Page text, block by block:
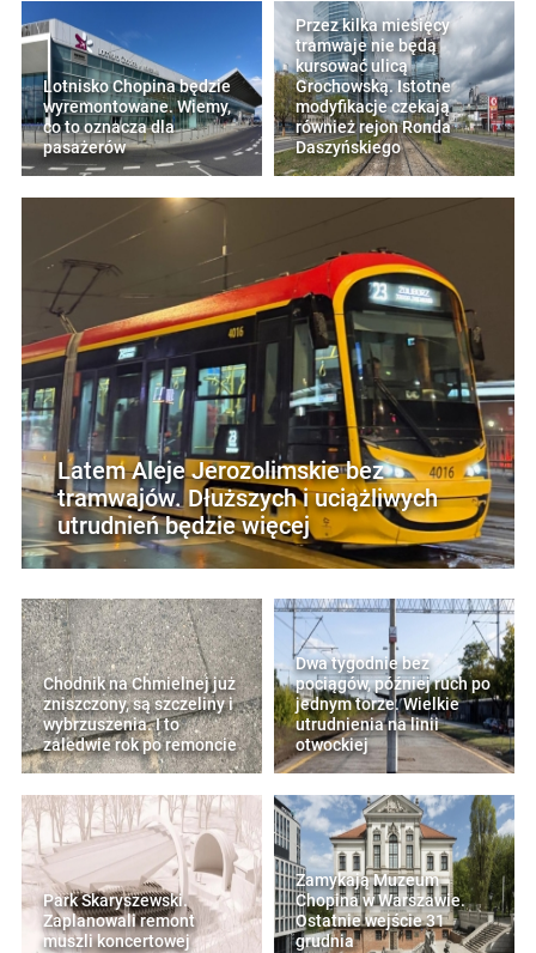
Lotnisko Chopina będzie
wyremontowane. Wiemy,
co to oznacza dla
pasażerów
Przez kilka miesięcy
tramwaje nie będą
kursować ulicą
Grochowską. Istotne
modyfikacje czekają
również rejon Ronda
Daszyńskiego
Latem Aleje Jerozolimskie bez
tramwajów. Dłuższych i uciążliwych
utrudnień będzie więcej
Chodnik na Chmielnej już
zniszczony, są szczeliny i
wybrzuszenia. I to
zaledwie rok po remoncie
Dwa tygodnie bez
pociągów, później ruch po
jednym torze. Wielkie
utrudnienia na linii
otwockiej
Park Skaryszewski.
Zaplanowali remont
muszli koncertowej
Zamykają Muzeum
Chopina w Warszawie.
Ostatnie wejście 31
grudnia